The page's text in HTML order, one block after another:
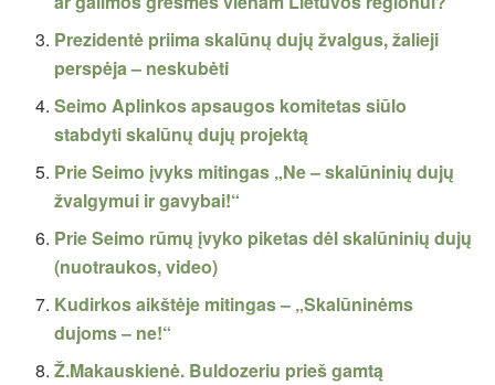
Prezidentė priima skalūnų dujų žvalgus, žalieji
perspėja – neskubėti
Seimo Aplinkos apsaugos komitetas siūlo
stabdyti skalūnų dujų projektą
Prie Seimo įvyks mitingas „Ne – skalūninių dujų
žvalgymui ir gavybai!“
Prie Seimo rūmų įvyko piketas dėl skalūninių dujų
(nuotraukos, video)
Kudirkos aikštėje mitingas – „Skalūninėms
dujoms – ne!“
Ž.Makauskienė. Buldozeriu prieš gamtą